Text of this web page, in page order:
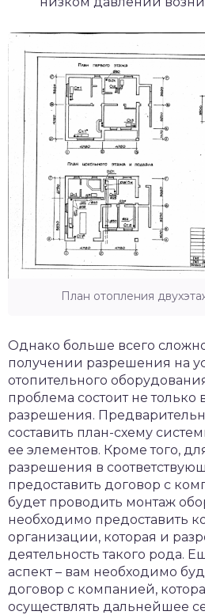
План отопления
Однако больше всего
получении разрешения на
отопительного
проблема состоит не только
разрешения.
составить план-схему
ее элементов. Кроме того,
разрешения в
предоставить договор с
будет проводить монтаж
необходимо предоставить
организации, которая и
деятельность такого рода.
аспект – вам необходимо
договор с компанией,
осуществлять дальнейшее